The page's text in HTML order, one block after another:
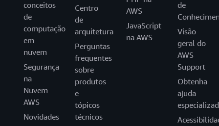
conceitos
de
computação
em
nuvem
Segurança
na
Nuvem
AWS
Novidades
Centro
de
arquitetura
Perguntas
frequentes
sobre
produtos
e
tópicos
técnicos
AWS
JavaScript
na AWS
de
Visão
geral do
AWS
Support
Obtenha
ajuda